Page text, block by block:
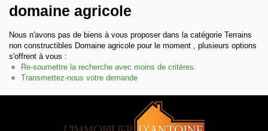
Notre agence
Partenaires
domaine agricole
Nous n'avons pas de biens à vous proposer dans la catégorie Terrains
non constructibles Domaine agricole pour le moment , plusieurs options
s'offrent à vous :
Re-soumettre la recherche avec moins de critères.
Transmettez-nous votre demande